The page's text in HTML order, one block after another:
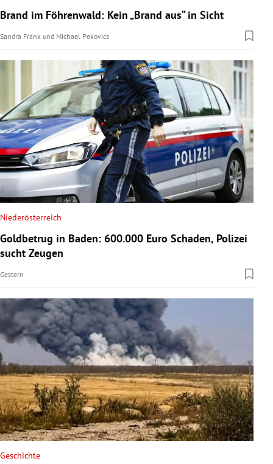
Brand im Föhrenwald: Kein „Brand aus“ in Sicht
Sandra Frank und Michael Pekovics
Niederösterreich
Goldbetrug in Baden: 600.000 Euro Schaden, Polizei
sucht Zeugen
Gestern
Geschichte